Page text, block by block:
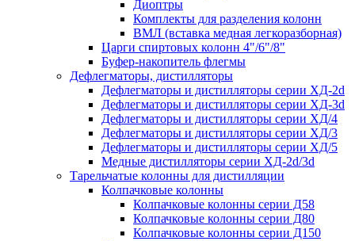
Диоптры
Комплекты для разделения колонн
ВМЛ (вставка медная легкоразборная)
Царги спиртовых колонн 4"/6"/8"
Буфер-накопитель флегмы
Дефлегматоры, дистилляторы
Дефлегматоры и дистилляторы серии ХД-2d
Дефлегматоры и дистилляторы серии ХД-3d
Дефлегматоры и дистилляторы серии ХД/4
Дефлегматоры и дистилляторы серии ХД/3
Дефлегматоры и дистилляторы серии ХД/5
Медные дистилляторы серии ХД-2d/3d
Тарельчатые колонны для дистилляции
Колпачковые колонны
Колпачковые колонны серии Д58
Колпачковые колонны серии Д80
Колпачковые колонны серии Д150